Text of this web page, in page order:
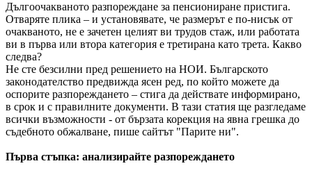
Дългоочакваното разпореждане за пенсиониране пристига.
Отваряте плика – и установявате, че размерът е по-нисък от
очакваното, не е зачетен целият ви трудов стаж, или работата
ви в първа или втора категория е третирана като трета. Какво
следва?
Не сте безсилни пред решението на НОИ. Българското
законодателство предвижда ясен ред, по който можете да
оспорите разпореждането – стига да действате информирано,
в срок и с правилните документи. В тази статия ще разгледаме
всички възможности - от бързата корекция на явна грешка до
съдебното обжалване, пише сайтът "Парите ни".
Първа стъпка: анализирайте разпореждането